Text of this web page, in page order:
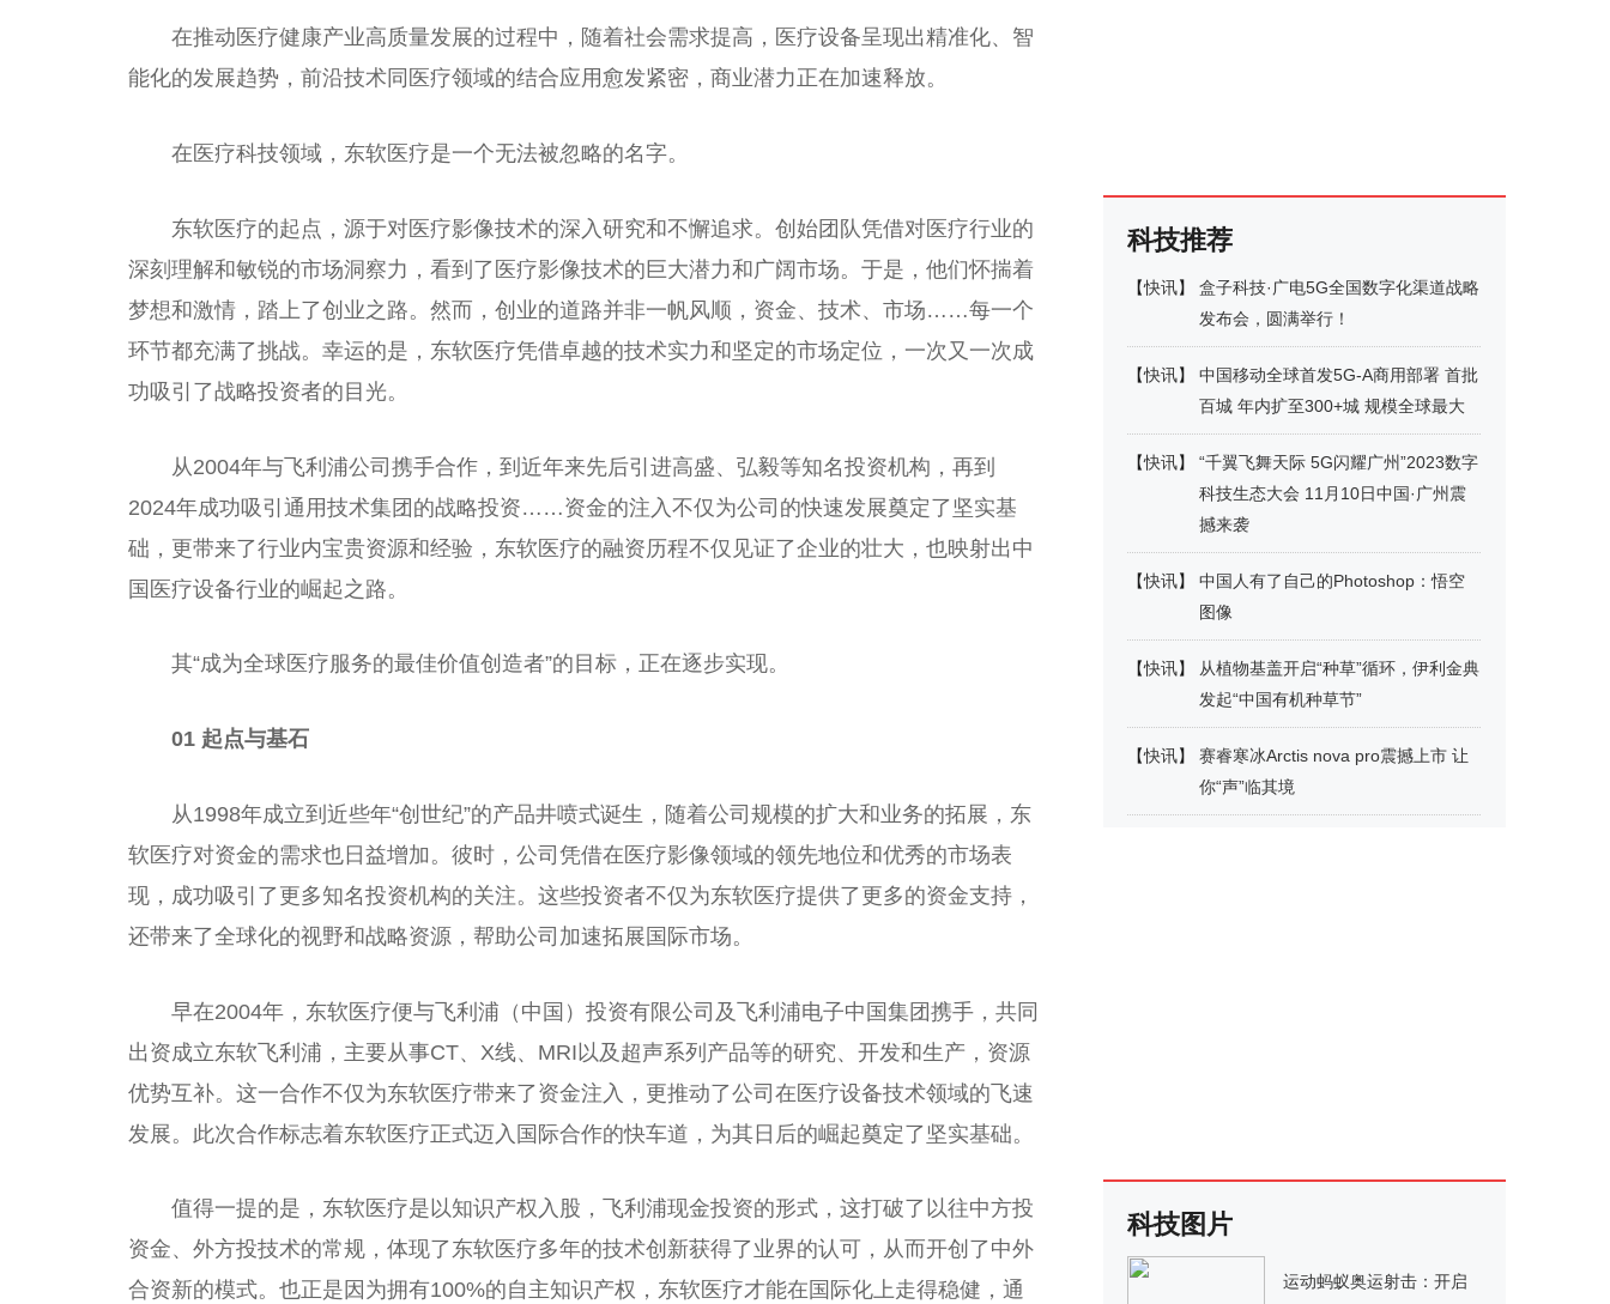
在推动医疗健康产业高质量发展的过程中，随着社会需求提高，医疗设备呈现出精准化、智
能化的发展趋势，前沿技术同医疗领域的结合应用愈发紧密，商业潜力正在加速释放。
在医疗科技领域，东软医疗是一个无法被忽略的名字。
东软医疗的起点，源于对医疗影像技术的深入研究和不懈追求。创始团队凭借对医疗行业的
深刻理解和敏锐的市场洞察力，看到了医疗影像技术的巨大潜力和广阔市场。于是，他们怀揣着
梦想和激情，踏上了创业之路。然而，创业的道路并非一帆风顺，资金、技术、市场……每一个
环节都充满了挑战。幸运的是，东软医疗凭借卓越的技术实力和坚定的市场定位，一次又一次成
功吸引了战略投资者的目光。
从2004年与飞利浦公司携手合作，到近年来先后引进高盛、弘毅等知名投资机构，再到
2024年成功吸引通用技术集团的战略投资……资金的注入不仅为公司的快速发展奠定了坚实基
础，更带来了行业内宝贵资源和经验，东软医疗的融资历程不仅见证了企业的壮大，也映射出中
国医疗设备行业的崛起之路。
其“成为全球医疗服务的最佳价值创造者”的目标，正在逐步实现。
01 起点与基石
从1998年成立到近些年“创世纪”的产品井喷式诞生，随着公司规模的扩大和业务的拓展，东
软医疗对资金的需求也日益增加。彼时，公司凭借在医疗影像领域的领先地位和优秀的市场表
现，成功吸引了更多知名投资机构的关注。这些投资者不仅为东软医疗提供了更多的资金支持，
还带来了全球化的视野和战略资源，帮助公司加速拓展国际市场。
早在2004年，东软医疗便与飞利浦（中国）投资有限公司及飞利浦电子中国集团携手，共同
出资成立东软飞利浦，主要从事CT、X线、MRI以及超声系列产品等的研究、开发和生产，资源
优势互补。这一合作不仅为东软医疗带来了资金注入，更推动了公司在医疗设备技术领域的飞速
发展。此次合作标志着东软医疗正式迈入国际合作的快车道，为其日后的崛起奠定了坚实基础。
值得一提的是，东软医疗是以知识产权入股，飞利浦现金投资的形式，这打破了以往中方投
资金、外方投技术的常规，体现了东软医疗多年的技术创新获得了业界的认可，从而开创了中外
合资新的模式。也正是因为拥有100%的自主知识产权，东软医疗才能在国际化上走得稳健，通
科技推荐
【快讯】
盒子科技·广电5G全国数字化渠道战略
发布会，圆满举行！
【快讯】
中国移动全球首发5G-A商用部署 首批
百城 年内扩至300+城 规模全球最大
【快讯】
“千翼飞舞天际 5G闪耀广州”2023数字
科技生态大会 11月10日中国·广州震
撼来袭
【快讯】
中国人有了自己的Photoshop：悟空
图像
【快讯】
从植物基盖开启“种草”循环，伊利金典
发起“中国有机种草节”
【快讯】
赛睿寒冰Arctis nova pro震撼上市 让
你“声”临其境
科技图片
运动蚂蚁奥运射击：开启